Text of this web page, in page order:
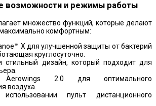
возможности и режимы работы
множество функций, которые делают
комфортным:
X для улучшенной защиты от бактерий
круглосуточно.
стильный дизайн, который подходит для
Aerowings 2.0 для оптимального
воздуха.
пульт дистанционного